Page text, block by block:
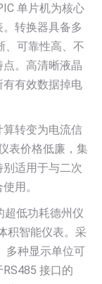
单片机为核心
转换器具备多
、可靠性高、不
。高清晰液晶
有效数据掉电
转变为电流信
表价格低廉，集
适用于与二次
用。
超低功耗德州仪
积智能仪表。采
多种显示单位可
接口的